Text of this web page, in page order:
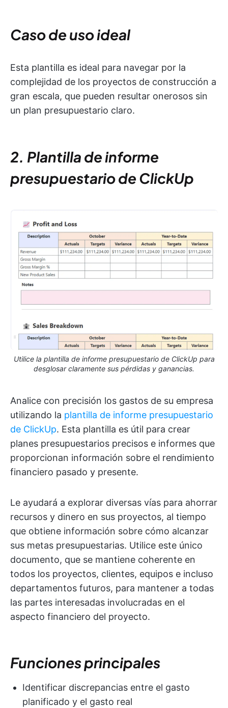
Caso de uso ideal
Esta plantilla es ideal para navegar por la
complejidad de los proyectos de construcción a
gran escala, que pueden resultar onerosos sin
un plan presupuestario claro.
2. Plantilla de informe
presupuestario de ClickUp
Utilice la plantilla de informe presupuestario de ClickUp para
desglosar claramente sus pérdidas y ganancias.
Analice con precisión los gastos de su empresa
utilizando la plantilla de informe presupuestario
de ClickUp. Esta plantilla es útil para crear
planes presupuestarios precisos e informes que
proporcionan información sobre el rendimiento
financiero pasado y presente.
Le ayudará a explorar diversas vías para ahorrar
recursos y dinero en sus proyectos, al tiempo
que obtiene información sobre cómo alcanzar
sus metas presupuestarias. Utilice este único
documento, que se mantiene coherente en
todos los proyectos, clientes, equipos e incluso
departamentos futuros, para mantener a todas
las partes interesadas involucradas en el
aspecto financiero del proyecto.
Funciones principales
Identificar discrepancias entre el gasto
planificado y el gasto real